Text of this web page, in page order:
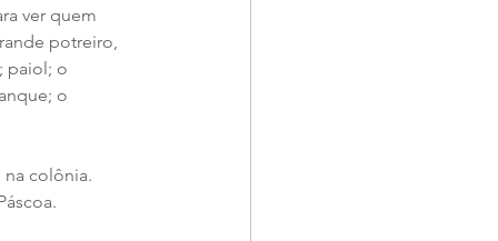
ver quem
potreiro,
paiol; o
o
colônia.